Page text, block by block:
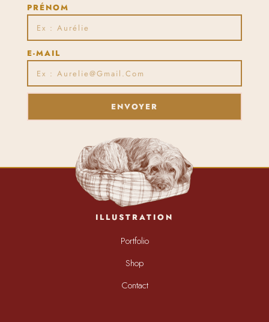
PRÉNOM
E-MAIL
ENVOYER
ILLUSTRATION
Portfolio
Shop
Contact